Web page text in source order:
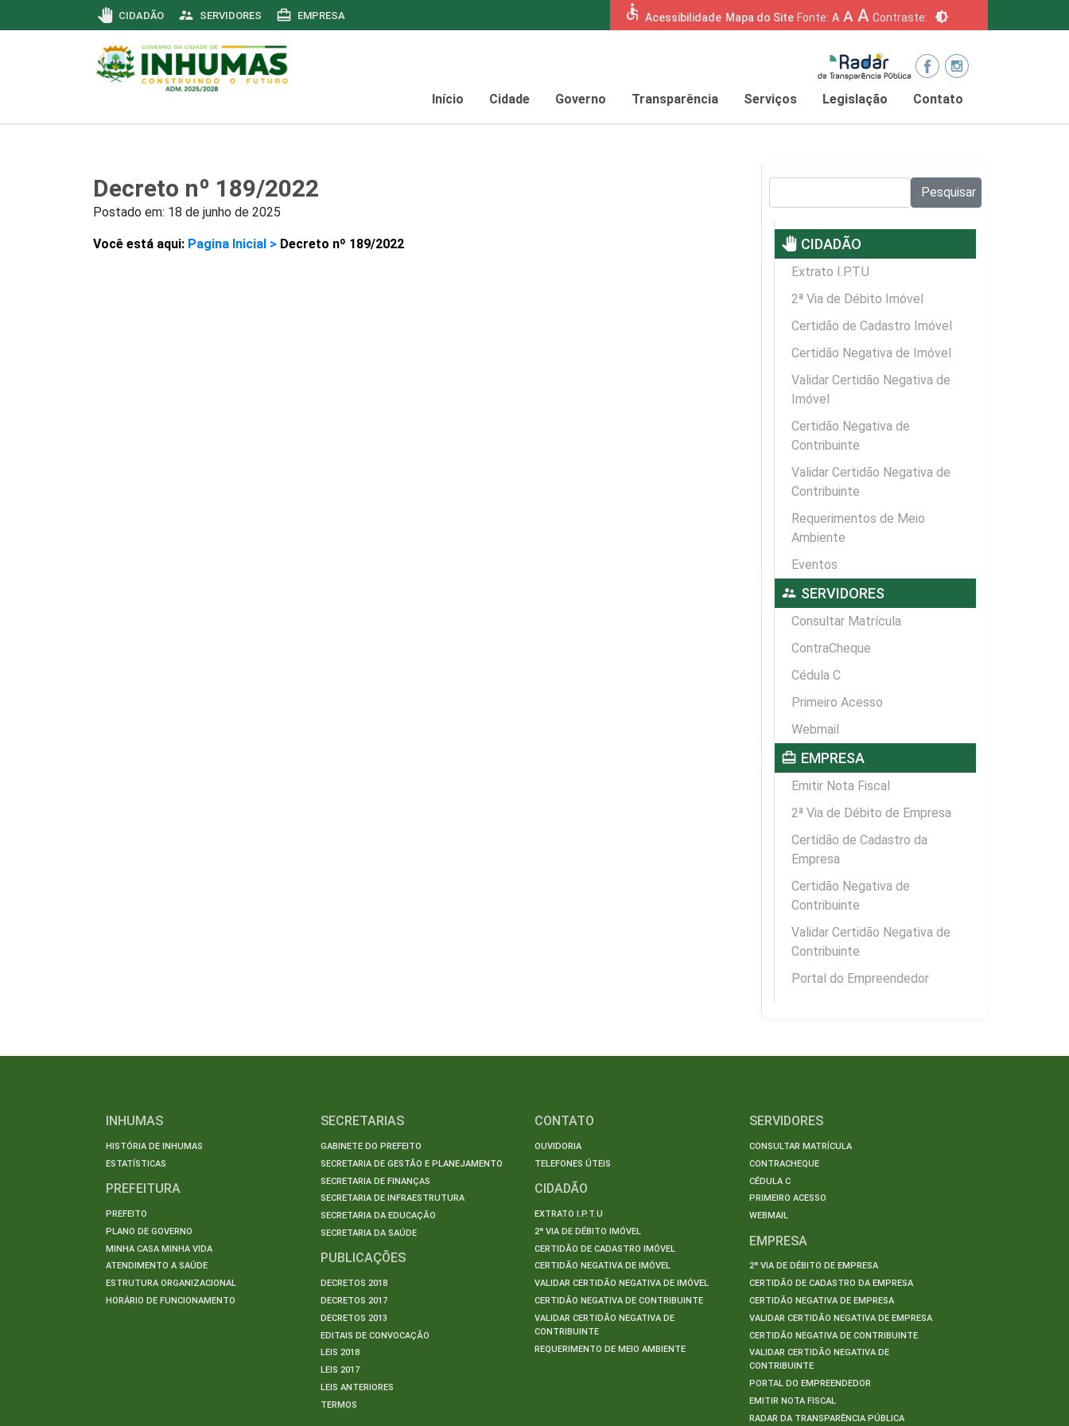
pan_tool CIDADÃO supervisor_account SERVIDORES card_travel EMPRESA accessible Acessibilidade Mapa do Site Fonte: A A A Contraste: brightness_6
Início Cidade Governo Transparência Serviços Legislação Contato
Decreto nº 189/2022
Postado em: 18 de junho de 2025
Você está aqui: Pagina Inicial > Decreto nº 189/2022
Pesquisar
pan_tool CIDADÃO
Extrato I.P.T.U
2ª Via de Débito Imóvel
Certidão de Cadastro Imóvel
Certidão Negativa de Imóvel
Validar Certidão Negativa de
Imóvel
Certidão Negativa de
Contribuinte
Validar Certidão Negativa de
Contribuinte
Requerimentos de Meio
Ambiente
Eventos
supervisor_account SERVIDORES
Consultar Matrícula
ContraCheque
Cédula C
Primeiro Acesso
Webmail
card_travel EMPRESA
Emitir Nota Fiscal
2ª Via de Débito de Empresa
Certidão de Cadastro da
Empresa
Certidão Negativa de
Contribuinte
Validar Certidão Negativa de
Contribuinte
Portal do Empreendedor
INHUMAS
HISTÓRIA DE INHUMAS
ESTATÍSTICAS
PREFEITURA
PREFEITO
PLANO DE GOVERNO
MINHA CASA MINHA VIDA
ATENDIMENTO A SAÚDE
ESTRUTURA ORGANIZACIONAL
HORÁRIO DE FUNCIONAMENTO
SECRETARIAS
GABINETE DO PREFEITO
SECRETARIA DE GESTÃO E PLANEJAMENTO
SECRETARIA DE FINANÇAS
SECRETARIA DE INFRAESTRUTURA
SECRETARIA DA EDUCAÇÃO
SECRETARIA DA SAÚDE
PUBLICAÇÕES
DECRETOS 2018
DECRETOS 2017
DECRETOS 2013
EDITAIS DE CONVOCAÇÃO
LEIS 2018
LEIS 2017
LEIS ANTERIORES
TERMOS
CONTATO
OUVIDORIA
TELEFONES ÚTEIS
CIDADÃO
EXTRATO I.P.T.U
2ª VIA DE DÉBITO IMÓVEL
CERTIDÃO DE CADASTRO IMÓVEL
CERTIDÃO NEGATIVA DE IMÓVEL
VALIDAR CERTIDÃO NEGATIVA DE IMÓVEL
CERTIDÃO NEGATIVA DE CONTRIBUINTE
VALIDAR CERTIDÃO NEGATIVA DE
CONTRIBUINTE
REQUERIMENTO DE MEIO AMBIENTE
SERVIDORES
CONSULTAR MATRÍCULA
CONTRACHEQUE
CÉDULA C
PRIMEIRO ACESSO
WEBMAIL
EMPRESA
2ª VIA DE DÉBITO DE EMPRESA
CERTIDÃO DE CADASTRO DA EMPRESA
CERTIDÃO NEGATIVA DE EMPRESA
VALIDAR CERTIDÃO NEGATIVA DE EMPRESA
CERTIDÃO NEGATIVA DE CONTRIBUINTE
VALIDAR CERTIDÃO NEGATIVA DE
CONTRIBUINTE
PORTAL DO EMPREENDEDOR
EMITIR NOTA FISCAL
RADAR DA TRANSPARÊNCIA PÚBLICA